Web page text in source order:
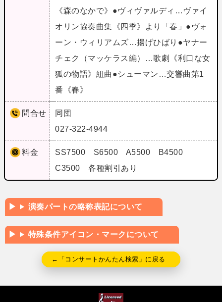
《森のなかで》●ヴィヴァルディ…ヴァイ
オリン協奏曲集《四季》より「春」●ヴォ
ーン・ウィリアムズ…揚げひばり●ヤナー
チェク（マッケラス編）…歌劇《利口な女
狐の物語》組曲●シューマン…交響曲第1
番《春》
問合せ
同団
027-322-4944
料金
SS7500 S6500 A5500 B4500
C3500 各種割引あり
演奏パートの略称表記について
特殊条件アイコン・マークについて
←「コンサートかんたん検索」に戻る